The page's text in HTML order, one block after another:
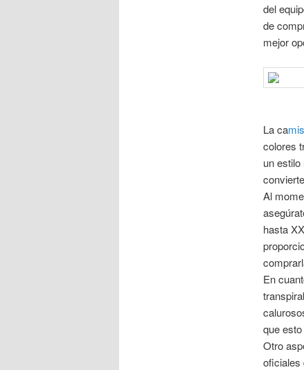
del
de
mejor
La ca
colores
un
Al
hasta
En
que
Otro
oficiales